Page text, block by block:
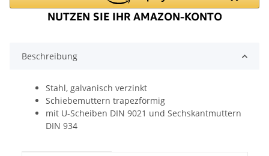
Beschreibung
Stahl, galvanisch verzinkt
Schiebemuttern trapezförmig
mit U-Scheiben DIN 9021 und Sechskantmuttern
DIN 934